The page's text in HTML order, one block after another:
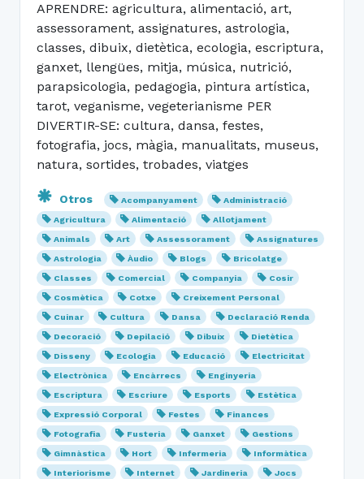
APRENDRE: agricultura, alimentació, art,
assessorament, assignatures, astrologia,
classes, dibuix, dietètica, ecologia, escriptura,
ganxet, llengües, mitja, música, nutrició,
parapsicologia, pedagogia, pintura artística,
tarot, veganisme, vegeterianisme PER
DIVERTIR-SE: cultura, dansa, festes,
fotografia, jocs, màgia, manualitats, museus,
natura, sortides, trobades, viatges
Otros Acompanyament
Administració
Agricultura
Alimentació
Allotjament
Animals
Art Assessorament
Assignatures
Astrologia
Àudio Blogs
Bricolatge
Classes
Comercial Companyia
Cosir
Cosmètica
Cotxe
Creixement Personal
Cuinar
Cultura Dansa
Declaració Renda
Decoració
Depilació Dibuix
Dietètica
Disseny
Ecologia Educació
Electricitat
Electrònica
Encàrrecs
Enginyeria
Escriptura
Escriure Esports
Estètica
Expressió Corporal
Festes
Finances
Fotografia
Fusteria Ganxet
Gestions
Gimnàstica
Hort Infermeria
Informàtica
Interiorisme
Internet Jardineria
Jocs